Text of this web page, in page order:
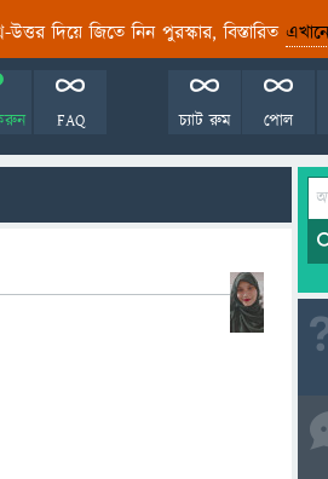
উত্তর দিয়ে জিতে নিন পুরস্কার, বিস্তারিত এখানে
FAQ পোল
চ্যাট রুম